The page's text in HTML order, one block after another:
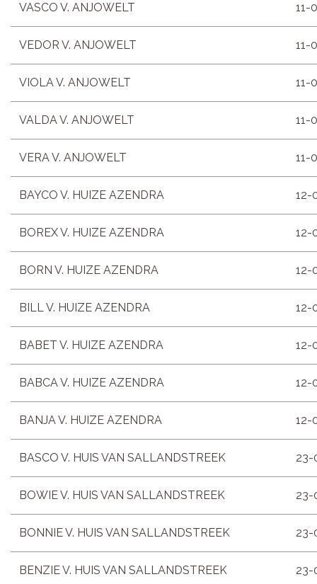
VASCO V. ANJOWELT 11-
VEDOR V. ANJOWELT 11-
VIOLA V. ANJOWELT 11-
VALDA V. ANJOWELT 11-
VERA V. ANJOWELT 11-
BAYCO V. HUIZE AZENDRA 12-
BOREX V. HUIZE AZENDRA 12-
BORN V. HUIZE AZENDRA 12-
BILL V. HUIZE AZENDRA 12-
BABET V. HUIZE AZENDRA 12-
BABCA V. HUIZE AZENDRA 12-
BANJA V. HUIZE AZENDRA 12-
BASCO V. HUIS VAN SALLANDSTREEK 23-
BOWIE V. HUIS VAN SALLANDSTREEK 23-
BONNIE V. HUIS VAN SALLANDSTREEK 23-
BENZIE V. HUIS VAN SALLANDSTREEK 23-